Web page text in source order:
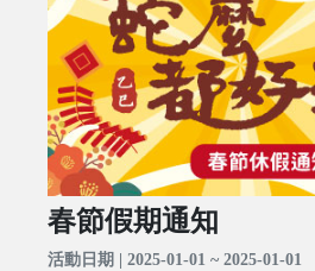
春節假期通知
活動日期 | 2025-01-01 ~ 2025-01-01